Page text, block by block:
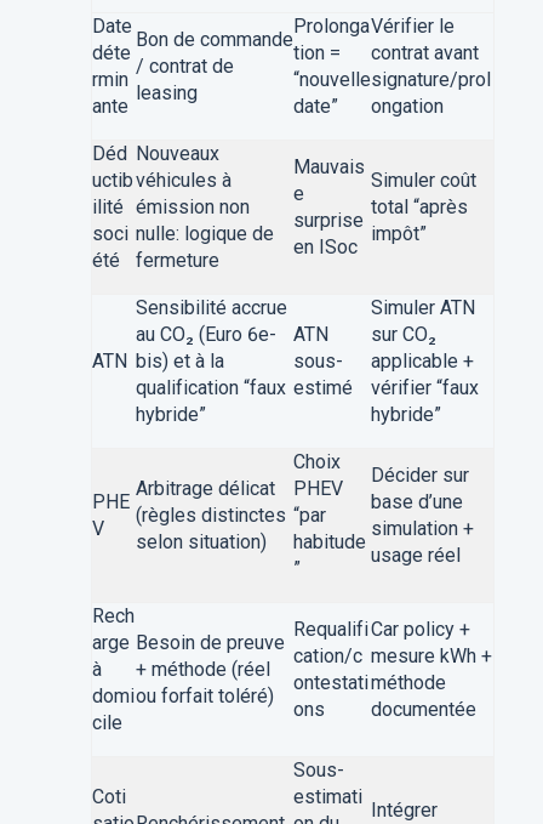
Date
déte
rmin
ante
Bon de commande
/ contrat de
leasing
Prolonga
tion =
“nouvelle
date”
Vérifier le
contrat avant
signature/prol
ongation
Déd
uctib
ilité
soci
été
Nouveaux
véhicules à
émission non
nulle: logique de
fermeture
Mauvais
e
surprise
en ISoc
Simuler coût
total “après
impôt”
ATN
Sensibilité accrue
au CO₂ (Euro 6e-
bis) et à la
qualification “faux
hybride”
ATN
sous-
estimé
Simuler ATN
sur CO₂
applicable +
vérifier “faux
hybride”
PHE
V
Arbitrage délicat
(règles distinctes
selon situation)
Choix
PHEV
“par
habitude
”
Décider sur
base d’une
simulation +
usage réel
Rech
arge
à
domi
cile
Besoin de preuve
+ méthode (réel
ou forfait toléré)
Requalifi
cation/c
ontestati
ons
Car policy +
mesure kWh +
méthode
documentée
Coti
Sous-
estimati
Intégrer